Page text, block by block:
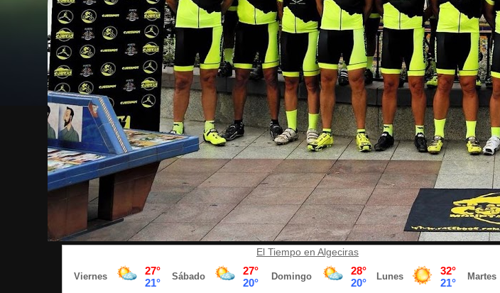
El Tiempo en Algeciras